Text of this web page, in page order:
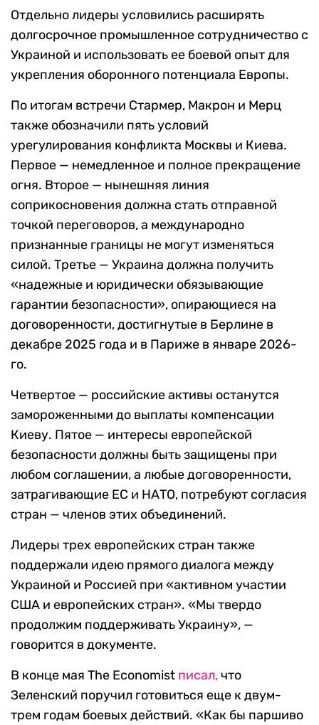
Отдельно лидеры условились расширять
долгосрочное промышленное сотрудничество с
Украиной и использовать ее боевой опыт для
укрепления оборонного потенциала Европы.
По итогам встречи Стармер, Макрон и Мерц
также обозначили пять условий
урегулирования конфликта Москвы и Киева.
Первое — немедленное и полное прекращение
огня. Второе — нынешняя линия
соприкосновения должна стать отправной
точкой переговоров, а международно
признанные границы не могут изменяться
силой. Третье — Украина должна получить
«надежные и юридически обязывающие
гарантии безопасности», опирающиеся на
договоренности, достигнутые в Берлине в
декабре 2025 года и в Париже в январе 2026-
го.
Четвертое — российские активы останутся
замороженными до выплаты компенсации
Киеву. Пятое — интересы европейской
безопасности должны быть защищены при
любом соглашении, а любые договоренности,
затрагивающие ЕС и НАТО, потребуют согласия
стран — членов этих объединений.
Лидеры трех европейских стран также
поддержали идею прямого диалога между
Украиной и Россией при «активном участии
США и европейских стран». «Мы твердо
продолжим поддерживать Украину», —
говорится в документе.
В конце мая The Economist писал,что
Зеленский поручил готовиться еще к двум-
трем годам боевых действий. «Как бы паршиво